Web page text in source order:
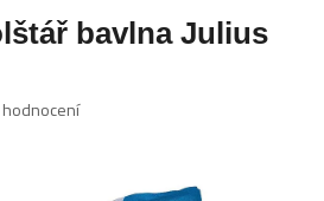
bavlna Julius